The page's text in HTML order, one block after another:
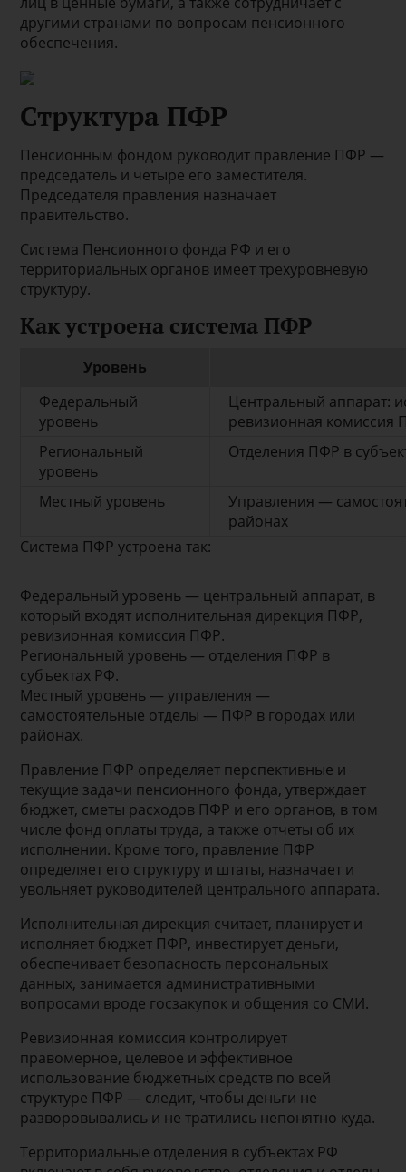
другими странами по вопросам пенсионного
обеспечения.
Структура ПФР
Пенсионным фондом руководит правление ПФР —
председатель и четыре его заместителя.
Председателя правления назначает
правительство.
Система Пенсионного фонда РФ и его
территориальных органов имеет трехуровневую
структуру.
Как устроена система ПФР
Уровень
Федеральный
уровень
Центральный аппарат:
ревизионная комиссия
Региональный
уровень
Отделения ПФР в
Местный уровень
Управления —
районах
Система ПФР устроена так:
Федеральный уровень — центральный аппарат, в
который входят исполнительная дирекция ПФР,
ревизионная комиссия ПФР.
Региональный уровень — отделения ПФР в
субъектах РФ.
Местный уровень — управления —
самостоятельные отделы — ПФР в городах или
районах.
Правление ПФР определяет перспективные и
текущие задачи пенсионного фонда, утверждает
бюджет, сметы расходов ПФР и его органов, в том
числе фонд оплаты труда, а также отчеты об их
исполнении. Кроме того, правление ПФР
определяет его структуру и штаты, назначает и
увольняет руководителей центрального аппарата.
Исполнительная дирекция считает, планирует и
исполняет бюджет ПФР, инвестирует деньги,
обеспечивает безопасность персональных
данных, занимается административными
вопросами вроде госзакупок и общения со СМИ.
Ревизионная комиссия контролирует
правомерное, целевое и эффективное
использование бюджетныֹх средств по всей
структуре ПФР — следит, чтобы деньги не
разворовывались и не тратились непонятно куда.
Территориальные отделения в субъектах РФ